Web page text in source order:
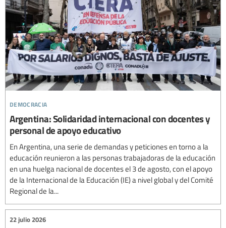
democracia
Argentina: Solidaridad internacional con docentes y
personal de apoyo educativo
En Argentina, una serie de demandas y peticiones en torno a la
educación reunieron a las personas trabajadoras de la educación
en una huelga nacional de docentes el 3 de agosto, con el apoyo
de la Internacional de la Educación (IE) a nivel global y del Comité
Regional de la...
22 julio 2026